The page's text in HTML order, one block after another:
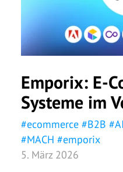
Emporix: E-
Systeme im
#ecommerce #B2B #AI
#MACH #emporix
5. März 2026